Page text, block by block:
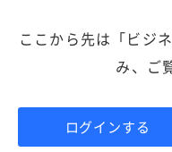
ここから先は「ビジ
み、ご
ログインする